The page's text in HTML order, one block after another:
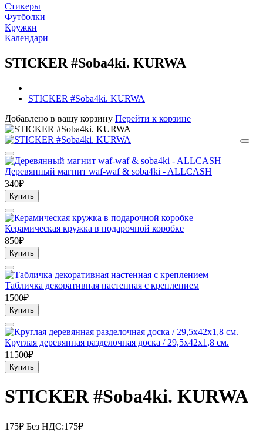
Стикеры
Футболки
Кружки
Календари
STICKER #Soba4ki. KURWA
STICKER #Soba4ki. KURWA
Добавлено в вашу корзину Перейти к корзине
Деревянный магнит waf-waf & soba4ki - ALLCASH
340₽
Купить
Керамическая кружка в подарочной коробке
850₽
Купить
Табличка декоративная настенная с креплением
1500₽
Купить
Круглая деревянная разделочная доска / 29,5х42х1,8 см.
11500₽
Купить
STICKER #Soba4ki. KURWA
175₽ Без НДС:175₽